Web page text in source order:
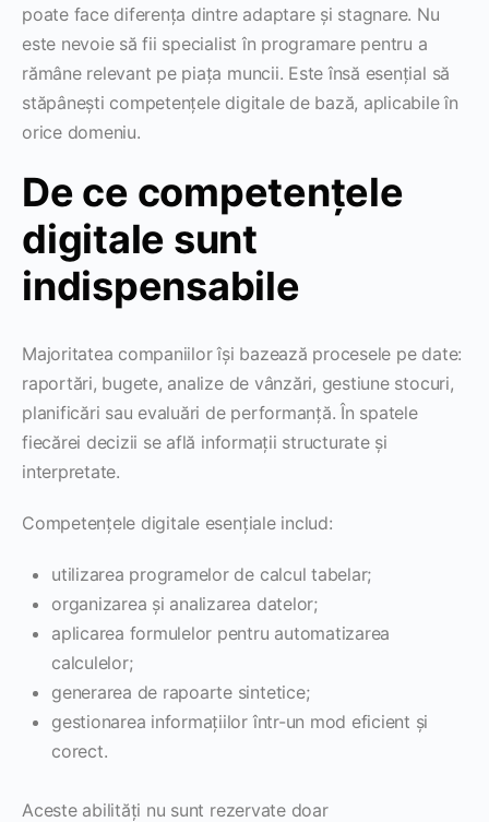
poate face diferența dintre adaptare și stagnare. Nu
este nevoie să fii specialist în programare pentru a
rămâne relevant pe piața muncii. Este însă esențial să
stăpânești competențele digitale de bază, aplicabile în
orice domeniu.
De ce competențele
digitale sunt
indispensabile
Majoritatea companiilor își bazează procesele pe date:
raportări, bugete, analize de vânzări, gestiune stocuri,
planificări sau evaluări de performanță. În spatele
fiecărei decizii se află informații structurate și
interpretate.
Competențele digitale esențiale includ:
utilizarea programelor de calcul tabelar;
organizarea și analizarea datelor;
aplicarea formulelor pentru automatizarea
calculelor;
generarea de rapoarte sintetice;
gestionarea informațiilor într-un mod eficient și
corect.
Aceste abilități nu sunt rezervate doar